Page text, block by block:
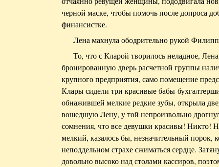
черной маске, чтобы помочь после допроса
финансистке.
Лена махнула ободрительно рукой
То, что с Кларой творилось неладное,
бронированную дверь расчетной группы
крупного предприятия, само помещение
Клары сидели три красивые бабы-
обнажившей мелкие редкие зубы, открыла
вошедшую Лену, у той непроизвольно
сомнения, что все девушки красивы! Никто!
мелкий, казалось бы, незначительный порок,
неподдельном страхе сжиматься сердце.
довольно высоко над столами кассиров,